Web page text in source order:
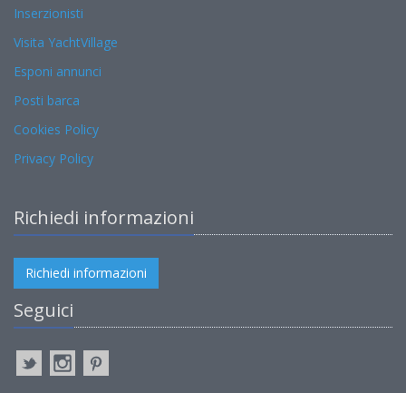
Inserzionisti
Visita YachtVillage
Esponi annunci
Posti barca
Cookies Policy
Privacy Policy
Richiedi informazioni
Richiedi informazioni
Seguici